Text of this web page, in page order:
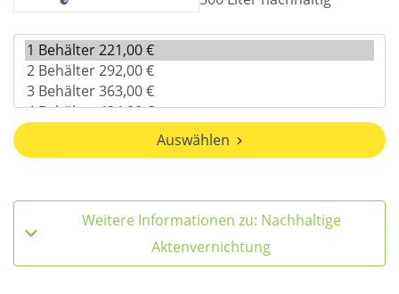
Auswählen
Weitere Informationen zu: Nachhaltige
Aktenvernichtung